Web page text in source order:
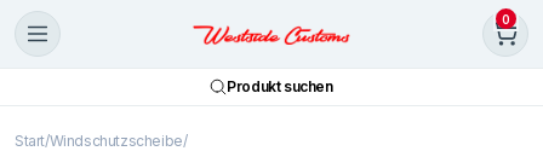
0
Produkt suchen
Start Windschutzscheibe